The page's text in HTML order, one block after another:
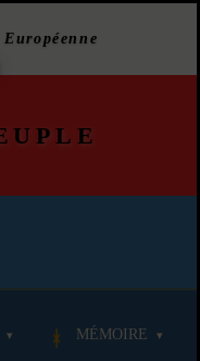
MÉMOIRE